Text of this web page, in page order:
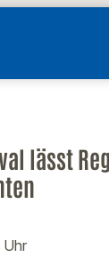
lässt
Uhr